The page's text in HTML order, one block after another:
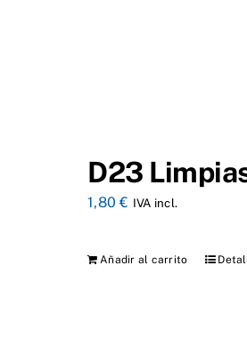
D23
1,80€ IVA incl.
Añadir al carrito